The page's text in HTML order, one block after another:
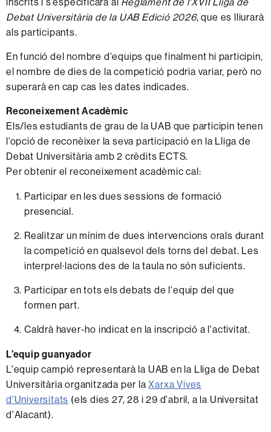
Debat Universitària de la UAB Edició 2026, que es lliurarà
als participants.
En funció del nombre d'equips que finalment hi participin,
el nombre de dies de la competició podria variar, però no
superarà en cap cas les dates indicades.
Reconeixement Acadèmic
Els/les estudiants de grau de la UAB que participin tenen
l’opció de reconèixer la seva participació en la Lliga de
Debat Universitària amb 2 crèdits ECTS.
Per obtenir el reconeixement acadèmic cal:
Participar en les dues sessions de formació
presencial.
Realitzar un mínim de dues intervencions orals durant
la competició en qualsevol dels torns del debat. Les
interprel·lacions des de la taula no són suficients.
Participar en tots els debats de l'equip del que
formen part.
Caldrà haver-ho indicat en la inscripció a l'activitat.
L’equip guanyador
L'equip campió representarà la UAB en la Lliga de Debat
Universitària organitzada per laXarxa Vives
d'Universitats (els dies 27, 28 i 29 d'abril, a la Universitat
d'Alacant).